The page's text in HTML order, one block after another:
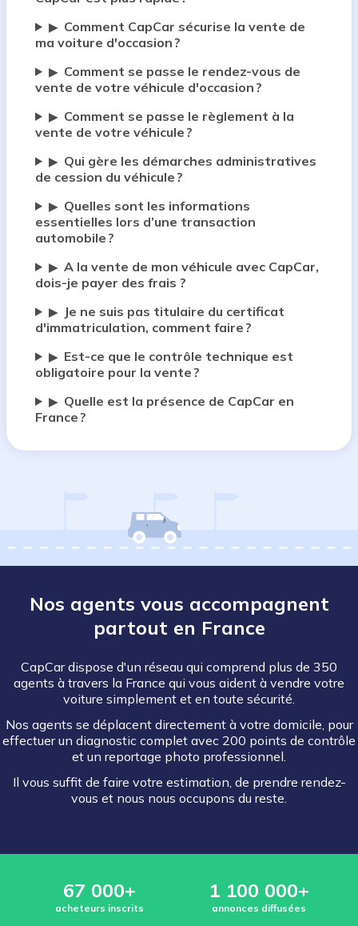
▶ Comment CapCar sécurise la vente de
ma voiture d'occasion ?
▶ Comment se passe le rendez-vous de
vente de votre véhicule d'occasion ?
▶ Comment se passe le règlement à la
vente de votre véhicule ?
▶ Qui gère les démarches administratives
de cession du véhicule ?
▶ Quelles sont les informations
essentielles lors d’une transaction
automobile ?
▶ A la vente de mon véhicule avec CapCar,
dois-je payer des frais ?
▶
Je ne suis pas titulaire du certificat
d'immatriculation, comment faire ?
▶ Est-ce que le contrôle technique est
obligatoire pour la vente ?
▶ Quelle est la présence de CapCar en
France ?
Nos agents vous accompagnent
partout en France
CapCar dispose d'un réseau qui comprend plus de 350
agents à travers la France qui vous aident à vendre votre
voiture simplement et en toute sécurité.
Nos agents se déplacent directement à votre domicile, pour
effectuer un diagnostic complet avec 200 points de contrôle
et un reportage photo professionnel.
Il vous suffit de faire votre estimation, de prendre rendez-
vous et nous nous occupons du reste.
67 000+
acheteurs inscrits
1 100 000+
annonces diffusées